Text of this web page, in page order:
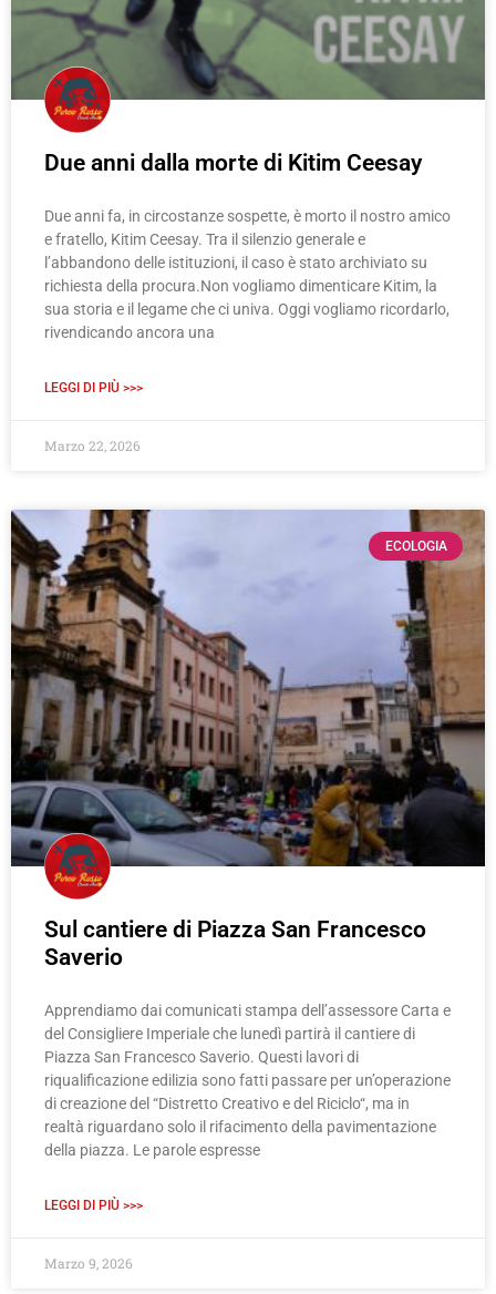
Due anni dalla morte di Kitim Ceesay
Due anni fa, in circostanze sospette, è morto il nostro amico
e fratello, Kitim Ceesay. Tra il silenzio generale e
l’abbandono delle istituzioni, il caso è stato archiviato su
richiesta della procura.Non vogliamo dimenticare Kitim, la
sua storia e il legame che ci univa. Oggi vogliamo ricordarlo,
rivendicando ancora una
LEGGI DI PIÙ >>>
Marzo 22, 2026
ECOLOGIA
Sul cantiere di Piazza San Francesco
Saverio
Apprendiamo dai comunicati stampa dell’assessore Carta e
del Consigliere Imperiale che lunedì partirà il cantiere di
Piazza San Francesco Saverio. Questi lavori di
riqualificazione edilizia sono fatti passare per un’operazione
di creazione del “Distretto Creativo e del Riciclo“, ma in
realtà riguardano solo il rifacimento della pavimentazione
della piazza. Le parole espresse
LEGGI DI PIÙ >>>
Marzo 9, 2026